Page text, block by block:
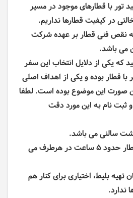
تور با قطارهای موجود در مسیر
در کیفیت قطارها نداریم.
نقص فنی قطار بر عهده شرکت
می باشد.
که یکی از دلایل انتخاب این سفر
با قطار بوده و یکی از اهداف اصلی
صورت این موضوع بوده است. لطفا
و ثبت نام به این مورد دقت
سالنی می باشد.
** مدت زمان در قطار حدود 5 ساعت در هرطرف می
تهیه بلیط، اختیاری برای کنار هم
ندارد.